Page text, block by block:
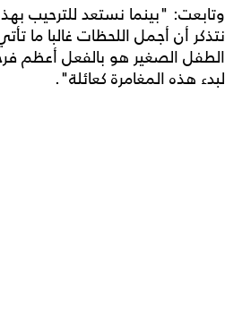
وتابعت: "بينما نستعد للترحيب
نتذكر أن أجمل اللحظات غالبا ما
الطفل الصغير هو بالفعل أعظم فرحة
لبدء هذه المغامرة كعائلة".